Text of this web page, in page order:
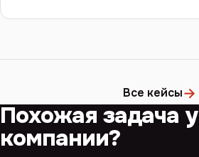
Все кейсы→
Похожая задача у
компании?